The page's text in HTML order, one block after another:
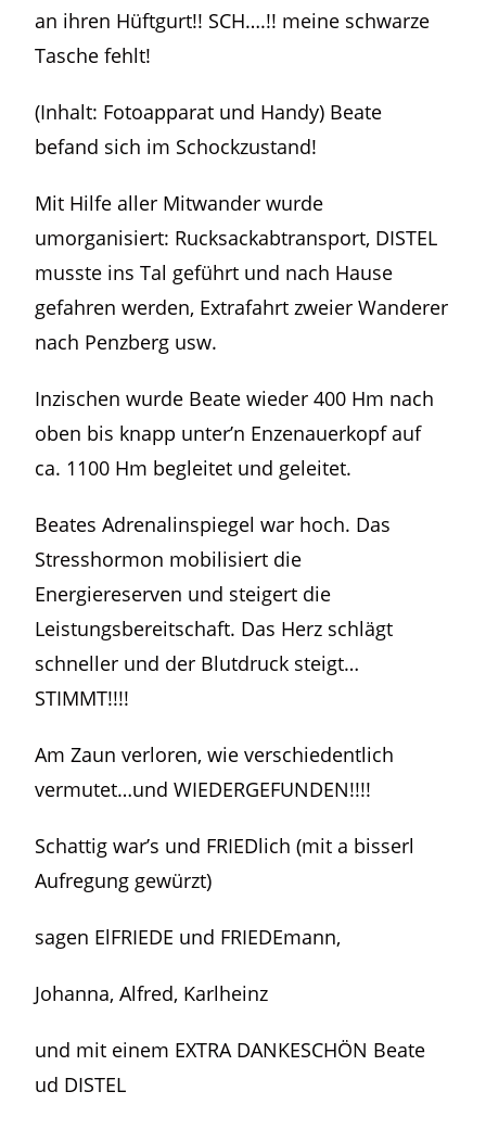
an ihren Hüftgurt!! SCH….!! meine schwarze
Tasche fehlt!
(Inhalt: Fotoapparat und Handy) Beate
befand sich im Schockzustand!
Mit Hilfe aller Mitwander wurde
umorganisiert: Rucksackabtransport, DISTEL
musste ins Tal geführt und nach Hause
gefahren werden, Extrafahrt zweier Wanderer
nach Penzberg usw.
Inzischen wurde Beate wieder 400 Hm nach
oben bis knapp unter’n Enzenauerkopf auf
ca. 1100 Hm begleitet und geleitet.
Beates Adrenalinspiegel war hoch. Das
Stresshormon mobilisiert die
Energiereserven und steigert die
Leistungsbereitschaft. Das Herz schlägt
schneller und der Blutdruck steigt…
STIMMT!!!!
Am Zaun verloren, wie verschiedentlich
vermutet…und WIEDERGEFUNDEN!!!!
Schattig war’s und FRIEDlich (mit a bisserl
Aufregung gewürzt)
sagen ElFRIEDE und FRIEDEmann,
Johanna, Alfred, Karlheinz
und mit einem EXTRA DANKESCHÖN Beate
ud DISTEL